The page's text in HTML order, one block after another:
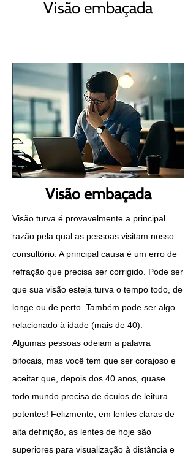
Visão embaçada
Visão embaçada
Visão turva é provavelmente a principal
razão pela qual as pessoas visitam nosso
consultório. A principal causa é um erro de
refração que precisa ser corrigido. Pode ser
que sua visão esteja turva o tempo todo, de
longe ou de perto. Também pode ser algo
relacionado à idade (mais de 40).
Algumas pessoas odeiam a palavra
bifocais, mas você tem que ser corajoso e
aceitar que, depois dos 40 anos, quase
todo mundo precisa de óculos de leitura
potentes! Felizmente, em lentes claras de
alta definição, as lentes de hoje são
superiores para visualização à distância e